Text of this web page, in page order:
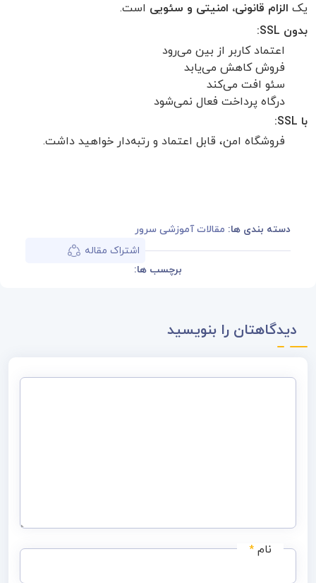
یک الزام قانونی، امنیتی و سئویی است.
بدون SSL:
اعتماد کاربر از بین می‌رود
فروش کاهش می‌یابد
سئو افت می‌کند
درگاه پرداخت فعال نمی‌شود
با SSL:
فروشگاه امن، قابل اعتماد و رتبه‌دار خواهید داشت.
دسته بندی ها: مقالات آموزشی سرور
اشتراک مقاله
برچسب ها:
دیدگاهتان را بنویسید
نام *